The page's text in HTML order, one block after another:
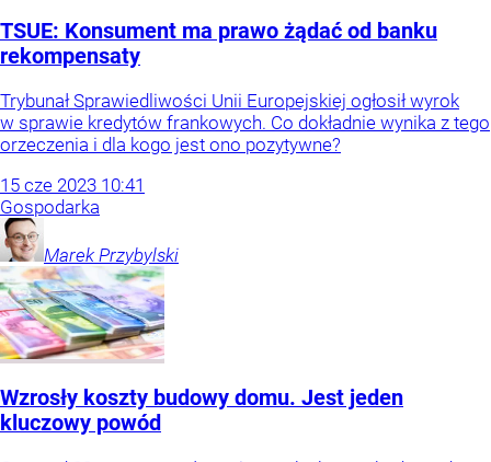
TSUE: Konsument ma prawo żądać od banku
rekompensaty
Trybunał Sprawiedliwości Unii Europejskiej ogłosił wyrok
w sprawie kredytów frankowych. Co dokładnie wynika z tego
orzeczenia i dla kogo jest ono pozytywne?
15 cze 2023 10:41
Gospodarka
Marek Przybylski
Wzrosły koszty budowy domu. Jest jeden
kluczowy powód